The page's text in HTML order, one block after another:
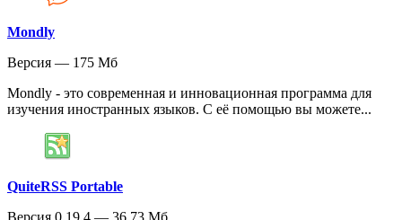
Mondly
Версия — 175 Мб
Mondly - это современная и инновационная программа для
изучения иностранных языков. С её помощью вы можете...
QuiteRSS Portable